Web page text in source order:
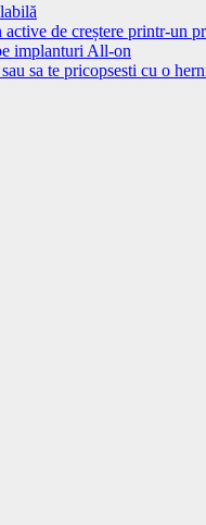
de creștere printr-un
implanturi All-on
sa te pricopsesti cu o